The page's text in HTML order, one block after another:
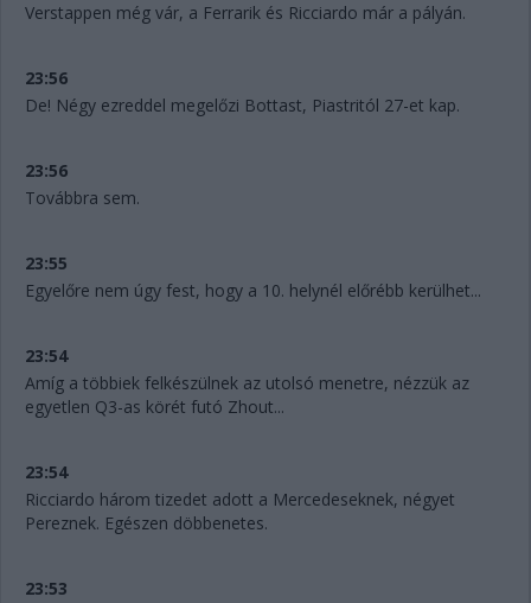
Verstappen még vár, a Ferrarik és Ricciardo már a pályán.
23:56
De! Négy ezreddel megelőzi Bottast, Piastritól 27-et kap.
23:56
Továbbra sem.
23:55
Egyelőre nem úgy fest, hogy a 10. helynél előrébb kerülhet...
23:54
Amíg a többiek felkészülnek az utolsó menetre, nézzük az
egyetlen Q3-as körét futó Zhout...
23:54
Ricciardo három tizedet adott a Mercedeseknek, négyet
Pereznek. Egészen döbbenetes.
23:53